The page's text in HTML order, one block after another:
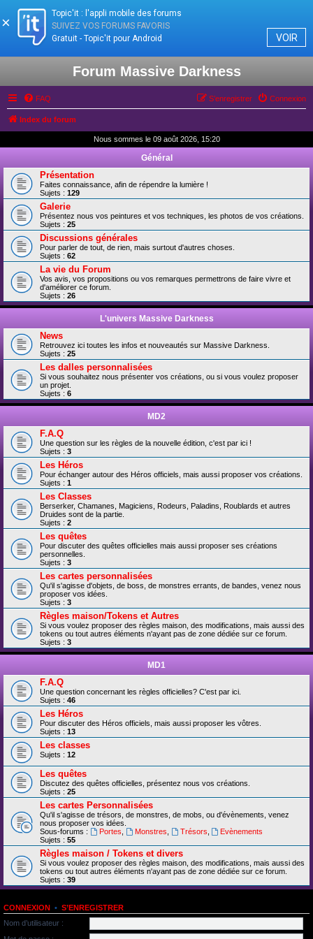
Forum Massive Darkness
FAQ Connexion
S’enregistrer
Index du forum
Nous sommes le 09 août 2026, 15:20
Général
Présentation
Faites connaissance, afin de répendre la lumière !
Sujets : 129
Galerie
Présentez nous vos peintures et vos techniques, les photos de vos créations.
Sujets : 25
Discussions générales
Pour parler de tout, de rien, mais surtout d'autres choses.
Sujets : 62
La vie du Forum
Vos avis, vos propositions ou vos remarques permettrons de faire vivre et
d'améliorer ce forum.
Sujets : 26
L'univers Massive Darkness
News
Retrouvez ici toutes les infos et nouveautés sur Massive Darkness.
Sujets : 25
Les dalles personnalisées
Si vous souhaitez nous présenter vos créations, ou si vous voulez proposer
un projet.
Sujets : 6
MD2
F.A.Q
Une question sur les règles de la nouvelle édition, c'est par ici !
Sujets : 3
Les Héros
Pour échanger autour des Héros officiels, mais aussi proposer vos créations.
Sujets : 1
Les Classes
Berserker, Chamanes, Magiciens, Rodeurs, Paladins, Roublards et autres
Druides sont de la partie.
Sujets : 2
Les quêtes
Pour discuter des quêtes officielles mais aussi proposer ses créations
personnelles.
Sujets : 3
Les cartes personnalisées
Qu'il s'agisse d'objets, de boss, de monstres errants, de bandes, venez nous
proposer vos idées.
Sujets : 3
Règles maison/Tokens et Autres
Si vous voulez proposer des règles maison, des modifications, mais aussi des
tokens ou tout autres éléments n'ayant pas de zone dédiée sur ce forum.
Sujets : 3
MD1
F.A.Q
Une question concernant les règles officielles? C'est par ici.
Sujets : 46
Les Héros
Pour discuter des Héros officiels, mais aussi proposer les vôtres.
Sujets : 13
Les classes
Sujets : 12
Les quêtes
Discutez des quêtes officielles, présentez nous vos créations.
Sujets : 25
Les cartes Personnalisées
Qu'il s'agisse de trésors, de monstres, de mobs, ou d'évènements, venez
nous proposer vos idées.
Sous-forums :
Portes Monstres Trésors
Evènements
Sujets : 55
Règles maison / Tokens et divers
Si vous voulez proposer des règles maison, des modifications, mais aussi des
tokens ou tout autres éléments n'ayant pas de zone dédiée sur ce forum.
Sujets : 39
CONNEXION • S’ENREGISTRER
Nom d’utilisateur :
×
Topic'it : l'appli mobile des forums
SUIVEZ VOS FORUMS FAVORIS
Gratuit - Topic'it pour Android
VOIR